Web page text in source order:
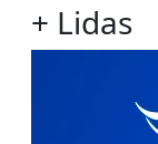
+ Lidas